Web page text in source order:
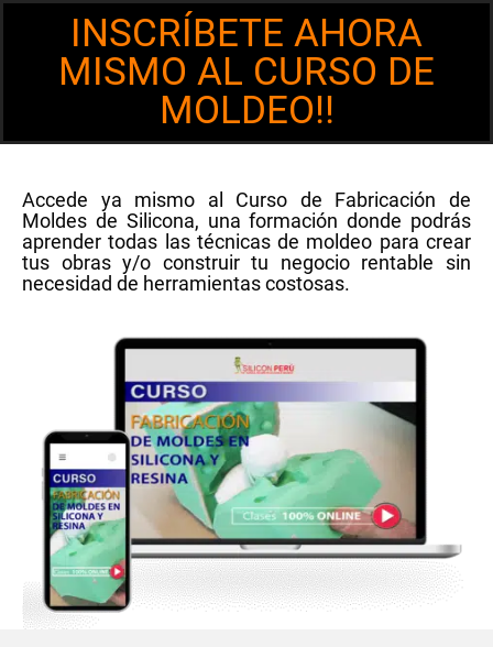
INSCRÍBETE AHORA
MISMO AL CURSO DE
MOLDEO!!
Accede ya mismo al Curso de Fabricación de
Moldes de Silicona, una formación donde podrás
aprender todas las técnicas de moldeo para crear
tus obras y/o construir tu negocio rentable sin
necesidad de herramientas costosas.